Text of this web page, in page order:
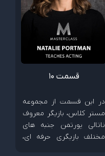
قسمت 10
در این قسمت از مجموعه
مستر کلاس، بازیگر معروف
ناتالی پورتمن جنبه های
مختلف بازیگری حرفه ای،